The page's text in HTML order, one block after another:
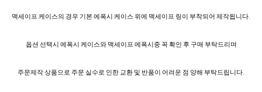
맥세이프 케이스의 경우 기본 에폭시 케이스 위에 맥세이프 링이 부착되어 제작됩니다.
옵션 선택시 에폭시 케이스와 맥세이프 에폭시중 꼭 확인 후 구매 부탁드리며
주문제작 상품으로 주문 실수로 인한 교환 및 반품이 어려운 점 양해 부탁드립니다.